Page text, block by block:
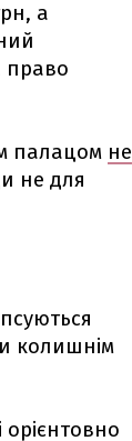
а
право
палацом не
не для
колишнім